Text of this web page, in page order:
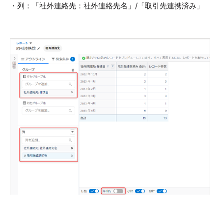
・列：「社外連絡先：社外連絡先名」/「取引先連携済み」